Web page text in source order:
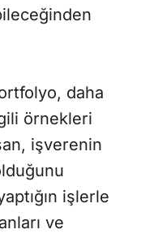
daha
örnekleri
işverenin
işlerle
ve